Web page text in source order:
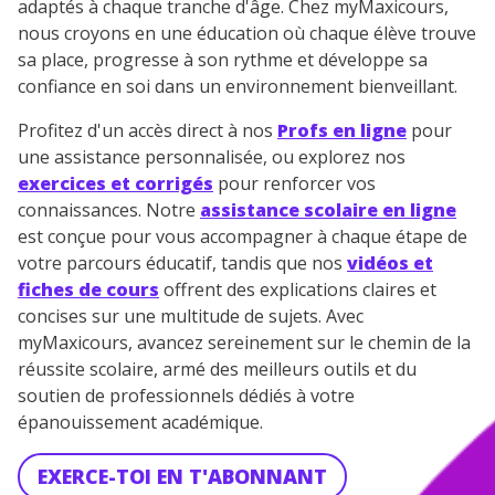
adaptés à chaque tranche d'âge. Chez myMaxicours,
nous croyons en une éducation où chaque élève trouve
sa place, progresse à son rythme et développe sa
confiance en soi dans un environnement bienveillant.
Profitez d'un accès direct à nos Profs en ligne pour
une assistance personnalisée, ou explorez nos
exercices et corrigés pour renforcer vos
connaissances. Notre assistance scolaire en ligne
est conçue pour vous accompagner à chaque étape de
votre parcours éducatif, tandis que nos vidéos et
fiches de cours offrent des explications claires et
concises sur une multitude de sujets. Avec
myMaxicours, avancez sereinement sur le chemin de la
réussite scolaire, armé des meilleurs outils et du
soutien de professionnels dédiés à votre
épanouissement académique.
EXERCE-TOI EN T'ABONNANT